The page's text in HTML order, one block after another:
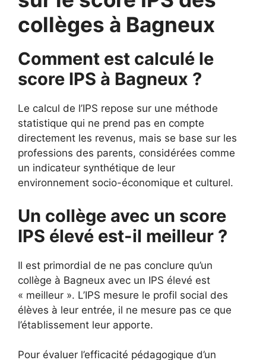
collèges à Bagneux
Comment est calculé le
score IPS à Bagneux ?
Le calcul de l’IPS repose sur une méthode
statistique qui ne prend pas en compte
directement les revenus, mais se base sur les
professions des parents, considérées comme
un indicateur synthétique de leur
environnement socio-économique et culturel.
Un collège avec un score
IPS élevé est-il meilleur ?
Il est primordial de ne pas conclure qu’un
collège à Bagneux avec un IPS élevé est
« meilleur ». L’IPS mesure le profil social des
élèves à leur entrée, il ne mesure pas ce que
l’établissement leur apporte.
Pour évaluer l’efficacité pédagogique d’un